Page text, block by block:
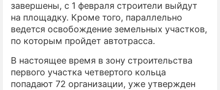
СЕРИАЛЫ
ИГРЫ
О ПРОЕКТЕ
завершены, с 1 февраля строители выйдут
на площадку. Кроме того, параллельно
ведется освобождение земельных участков,
по которым пройдет автотрасса.
В настоящее время в зону строительства
первого участка четвертого кольца
попадают 72 организации, уже утвержден